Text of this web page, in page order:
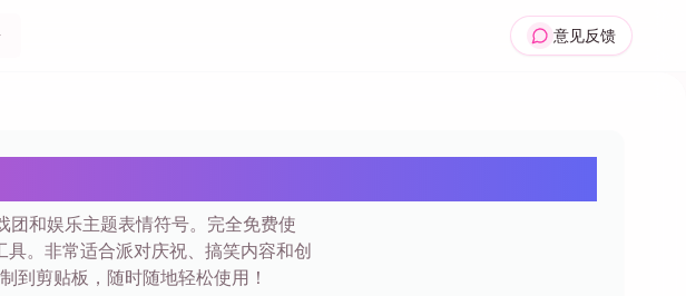
意见反馈
和娱乐主题表情符号。完全免费使
。非常适合派对庆祝、搞笑内容和创
到剪贴板，随时随地轻松使用！